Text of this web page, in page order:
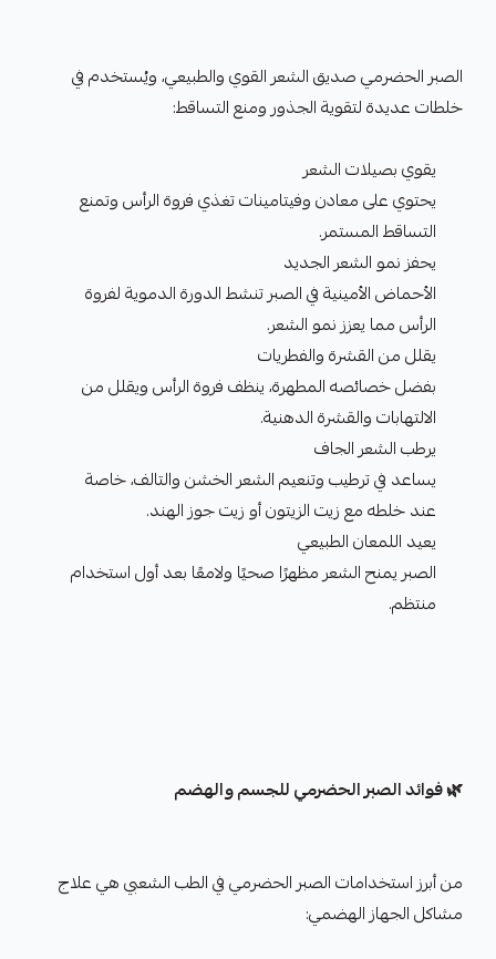
الصبر الحضرمي صديق الشعر القوي والطبيعي، ويُستخدم في
خلطات عديدة لتقوية الجذور ومنع التساقط:
يقوي بصيلات الشعر
يحتوي على معادن وفيتامينات تغذي فروة الرأس وتمنع
التساقط المستمر.
يحفز نمو الشعر الجديد
الأحماض الأمينية في الصبر تنشط الدورة الدموية لفروة
الرأس مما يعزز نمو الشعر.
يقلل من القشرة والفطريات
بفضل خصائصه المطهرة، ينظف فروة الرأس ويقلل من
الالتهابات والقشرة الدهنية.
يرطب الشعر الجاف
يساعد في ترطيب وتنعيم الشعر الخشن والتالف، خاصة
عند خلطه مع زيت الزيتون أو زيت جوز الهند.
يعيد اللمعان الطبيعي
الصبر يمنح الشعر مظهرًا صحيًا ولامعًا بعد أول استخدام
منتظم.
🌿 فوائد الصبر الحضرمي للجسم والهضم
من أبرز استخدامات الصبر الحضرمي في الطب الشعبي هي علاج
مشاكل الجهاز الهضمي: